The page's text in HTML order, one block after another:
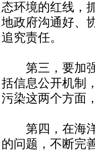
态环境的红线，
地政府沟通好、
追究责任。
第三，要加强
括信息公开机制
污染这两个方面
第四，在海洋
的问题，不断完